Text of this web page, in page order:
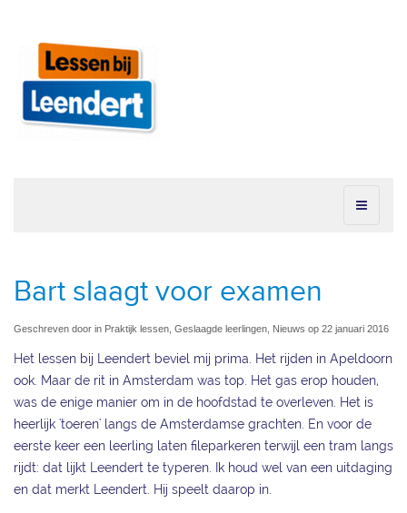
Bart slaagt voor examen
Geschreven door in Praktijk lessen, Geslaagde leerlingen, Nieuws op 22 januari 2016
Het lessen bij Leendert beviel mij prima. Het rijden in Apeldoorn
ook. Maar de rit in Amsterdam was top. Het gas erop houden,
was de enige manier om in de hoofdstad te overleven. Het is
heerlijk 'toeren' langs de Amsterdamse grachten. En voor de
eerste keer een leerling laten fileparkeren terwijl een tram langs
rijdt: dat lijkt Leendert te typeren. Ik houd wel van een uitdaging
en dat merkt Leendert. Hij speelt daarop in.